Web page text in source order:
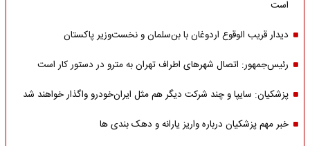
است
دیدار قریب الوقوع اردوغان با بن‌سلمان و نخست‌وزیر پاکستان
رئیس‌جمهور: اتصال شهرهای اطراف تهران به مترو در دستور کار است
پزشکیان: سایپا و چند شرکت دیگر هم مثل ایران‌خودرو واگذار خواهند شد
خبر مهم پزشکیان درباره واریز یارانه و دهک بندی ها